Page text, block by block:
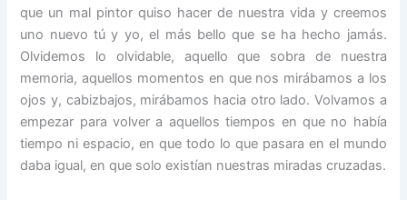
que un mal pintor quiso hacer de nuestra vida y creemos
uno nuevo tú y yo, el más bello que se ha hecho jamás.
Olvidemos lo olvidable, aquello que sobra de nuestra
memoria, aquellos momentos en que nos mirábamos a los
ojos y, cabizbajos, mirábamos hacia otro lado. Volvamos a
empezar para volver a aquellos tiempos en que no había
tiempo ni espacio, en que todo lo que pasara en el mundo
daba igual, en que solo existían nuestras miradas cruzadas.